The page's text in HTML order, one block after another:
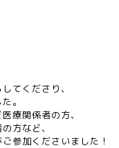
てくださり、
。
療関係者の方、
方など、
参加くださいました！